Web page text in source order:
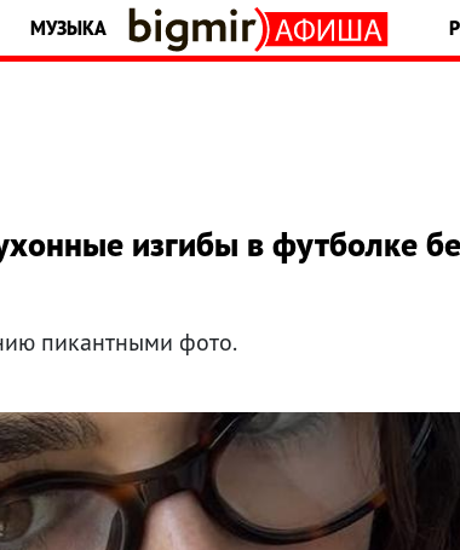
МУЗЫКА
изгибы в футболке
пикантными фото.